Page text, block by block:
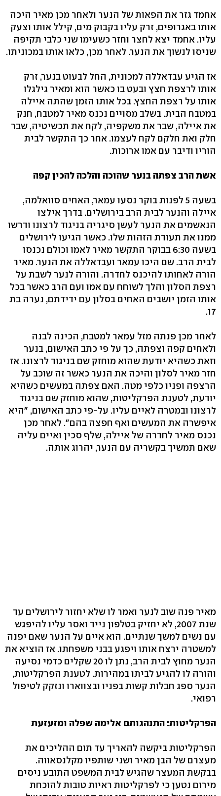
אחמד גזר את הפאות של הנער ולאחר מכן מאיר היכה
אותו באגרופים, זרק עליו בקבוק מים, קילל אותו וצעק
עליו. אחמד יצא לחצר וחזר כשעימו שני כלבי תקיפה
שניסו לנשוך את הנער. לאחר מכן, כלאו אותו במכוניתו.
אז הגיע עבדאללה למכונית, החל לבעוט בנער, זרק
אותו לרצפת חצץ ובעט בו כאשר הוא ומאיר גילגלו
אותו על רצפת החצץ. בכל אותו הזמן שהתה איילה
במטבח הבית. בשלב מסויים נכנס מאיר למטבח, חנק
את איילה, שבר את משקפיה, לקח את תכשיטיה, שבר
חלק ואת חלקם לקח לעצמו. אחר כך התקשר לבית
הוריו ודיבר עם אמו ארוכות.
אשת הרב צפתה בנער שהוכה והלכה להכין קפה
בשעה 5 לפנות בוקר נסעו עמאר, האחים סוואלמה,
איילה והנער לבית הרב בירושלים. בדרך אילצו
הנאשמים את הנער לעשן סיגריה בניגוד לרצונו ודרשו
ממנו את תעודת הזהות שלו. כאשר הגיעו לירושלים
בשעה 6:30 בבוקר התקשר מאיר לאמו וכולם נכנסו
לבית הרב. שם היכו עמאר ועבדאללה את הנער. מאיר
הורה לאחותו להיכנס לחדרה. והורה לנער לשבת על
רצפת הסלון והלך לשוחח עם אמו ועם הרב כאשר בכל
אותו הזמן יושבים האחים בסלון עם ידידתם, נערה בת
17.
לאחר מכן פנתה מזל עמאר למטבח, הכינה לבנה
ולאחים קפה וצפתה, כך על פי כתב האישום, בנער
וזאת כשהיא יודעת שהוא מוחזק שם בניגוד לרצונו. אז
חזר מאיר לסלון והיכה את הנער כאשר זה שוכב על
הרצפה ופניו כלפי מטה. האם צפתה במעשים כשהיא
יודעת, לטענת הפרקליטות, שהוא מוחזק שם בניגוד
לרצונו ובמטרה לאיים עליו. על-פי כתב האישום, "היא
איפשרה את המעשים ואף חפצה בהם". לאחר מכן
נכנס מאיר לחדרה של איילה, שלף סכין ואיים עליה
שאם תמשיך בקשריה עם הנער, יהרוג אותה.
מאיר פנה שוב לנער ואמר לו שלא יחזור לירושלים עד
שנת 2007, לא יחזיק בטלפון נייד ואסר עליו להיפגש
עם נשים למשך שנתיים. הוא איים על הנער שאם יפנה
למשטרה ירצח אותו ויפגע בבני משפחתו. אז הוציא את
הנער מחוץ לבית הרב, נתן לו 20 שקלים כדמי נסיעה
והורה לו להגיע לביתו במהירות. לטענת הפרקליטות,
הנער ספג חבלות קשות בפניו ובצווארו ונזקק לטיפול
רפואי.
הפרקליטות: התנהגותם אלימה שפלה ומזעזעת
הפרקליטות ביקשה להאריך עד תום ההליכים את
מעצרם של הבן מאיר ושני שותפיו מקלנסאווה.
בבקשת המעצר שהגיש לבית המשפט התובע ניסים
מירום נטען כי לפרקליטות ראיות טובות להוכחת